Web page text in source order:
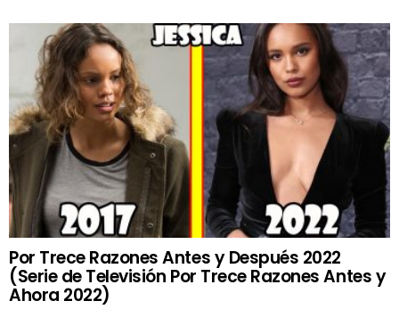
Por Trece Razones Antes y Después 2022
(Serie de Televisión Por Trece Razones Antes y
Ahora 2022)